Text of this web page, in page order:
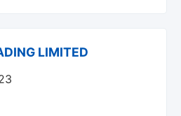
LIMITED